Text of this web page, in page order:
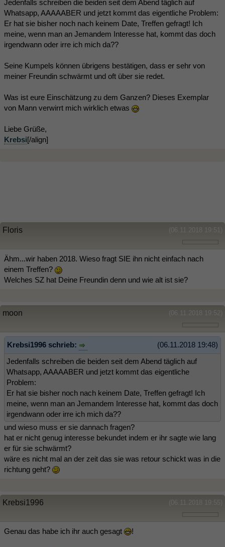
Jedenfalls schreiben die beiden seit dem Abend täglich auf
Whatsapp, AAAAABER und jetzt kommt das eigentliche Problem:
Er hat sie bisher noch nach keinem Date, Treffen gefragt! Ich
meine, wenn man an Jemandem Interesse hat, kommt das doch
irgendwann oder irre ich mich da??
Seine Kumpels können übrigens bestätigen, dass er sehr von
meiner Freundin schwärmt und oft über sie redet.
Was ist eure Einschätzung zu dem Ganzen? Dieses Exemplar
von Mann verwirrt mich wirklich etwas
Liebe Grüße,
Krebsi[/align]
(06.11.2018 19:51)
Floris
Ähm...wir haben 2018. Wieso fragt SIE ihn nicht einfach nach
einem Treffen?
Welches SZ hat Deine Freundin denn und wie alt ist sie?
(06.11.2018 19:52)
moon
(06.11.2018 19:48)
Krebsi1996 schrieb:
Jedenfalls schreiben die beiden seit dem Abend täglich auf
Whatsapp, AAAAABER und jetzt kommt das eigentliche
Problem:
Er hat sie bisher noch nach keinem Date, Treffen gefragt! Ich
meine, wenn man an Jemandem Interesse hat, kommt das doch
irgendwann oder irre ich mich da??
und wieso muss er sie dannach fragen?
hat er nicht genug interesse bekundet indem er ihr sagte wie lang
er für sie schwärmt?
wäre es nicht mal an der zeit das sie was retour schickt was in die
richtung geht?
(06.11.2018 19:55)
Krebsi1996
Genau das habe ich ihr auch gesagt !